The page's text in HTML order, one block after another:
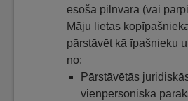
esoša pilnvara (vai
Māju lietas
pārstāvēt kā īpašnieku
no:
Pārstāvētās
vienpersoniskā